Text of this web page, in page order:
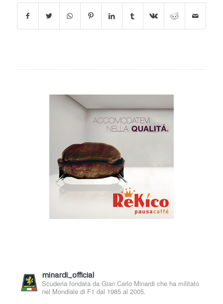
minardi_official
Scuderia fondata da Gian Carlo Minardi che ha militato
nel Mondiale di F1 dal 1985 al 2005.